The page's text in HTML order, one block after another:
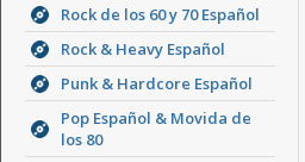
Rock de los 60 y 70 Español
Rock & Heavy Español
Punk & Hardcore Español
Pop Español & Movida de
los 80